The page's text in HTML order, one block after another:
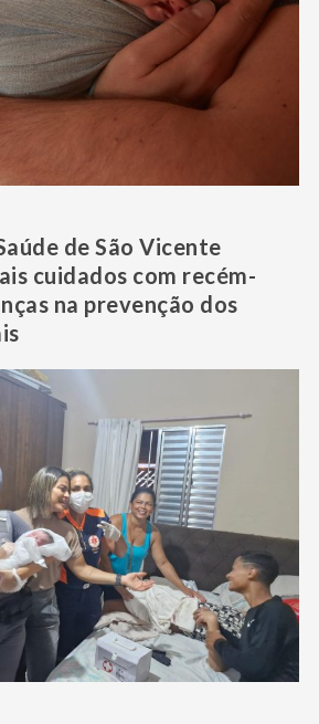
de São Vicente
cuidados com recém-
na prevenção dos